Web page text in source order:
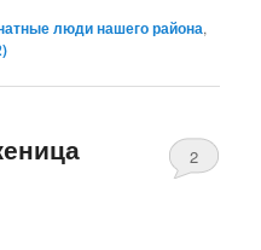
люди нашего района,
)
2